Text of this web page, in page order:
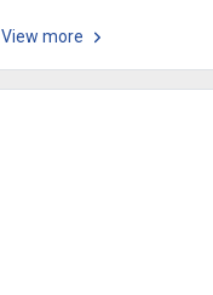
View more